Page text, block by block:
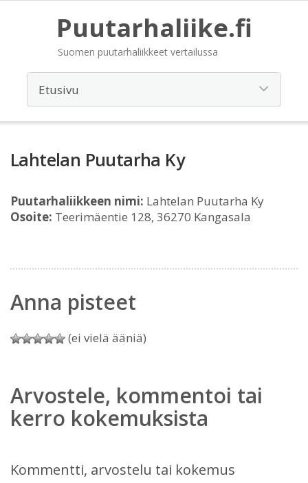
Puutarhaliike.fi
Suomen puutarhaliikkeet vertailussa
Lahtelan Puutarha Ky
Puutarhaliikkeen nimi: Lahtelan Puutarha Ky
Osoite: Teerimäentie 128, 36270 Kangasala
Anna pisteet
(ei vielä ääniä)
Arvostele, kommentoi tai
kerro kokemuksista
Kommentti, arvostelu tai kokemus